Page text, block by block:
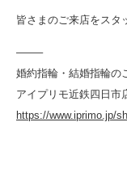
皆さまのご来店をスタ
——–
婚約指輪・結婚指輪の
アイプリモ近鉄四日市
https://www.iprimo.jp/